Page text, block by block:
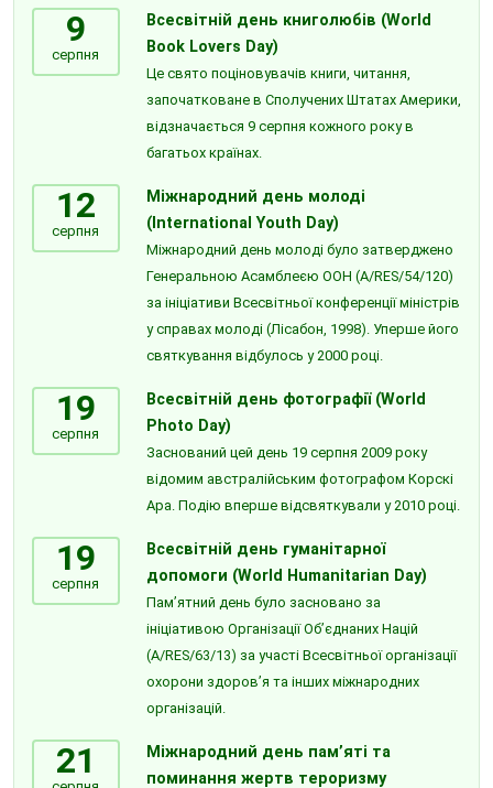
9
серпня
Всесвітній день книголюбів (World
Book Lovers Day)
Це свято поціновувачів книги, читання,
започатковане в Сполучених Штатах Америки,
відзначається 9 серпня кожного року в
багатьох країнах.
12
серпня
Міжнародний день молоді
(International Youth Day)
Міжнародний день молоді було затверджено
Генеральною Асамблеєю ООН (A/RES/54/120)
за ініціативи Всесвітньої конференції міністрів
у справах молоді (Лісабон, 1998). Уперше його
святкування відбулось у 2000 році.
19
серпня
Всесвітній день фотографії (World
Photo Day)
Заснований цей день 19 серпня 2009 року
відомим австралійським фотографом Корскі
Ара. Подію вперше відсвяткували у 2010 році.
19
серпня
Всесвітній день гуманітарної
допомоги (World Humanitarian Day)
Пам’ятний день було засновано за
ініціативою Організації Об’єднаних Націй
(A/RES/63/13) за участі Всесвітньої організації
охорони здоров’я та інших міжнародних
організацій.
21
Міжнародний день пам’яті та
поминання жертв тероризму